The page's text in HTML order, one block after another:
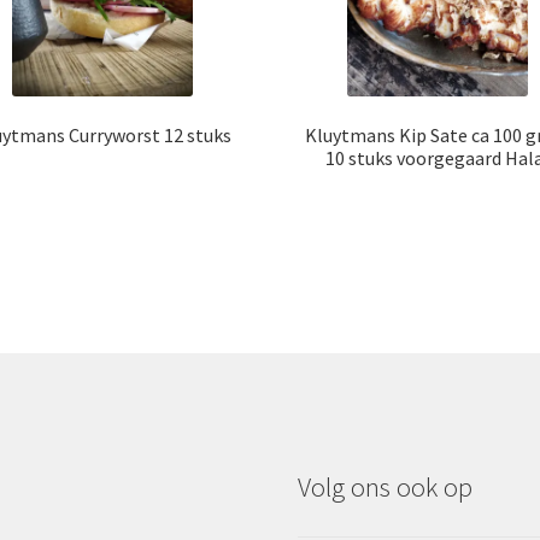
Curryworst 12 stuks
Kluytmans Kip Sate ca 100
10 stuks voorgegaard
Volg ons ook op